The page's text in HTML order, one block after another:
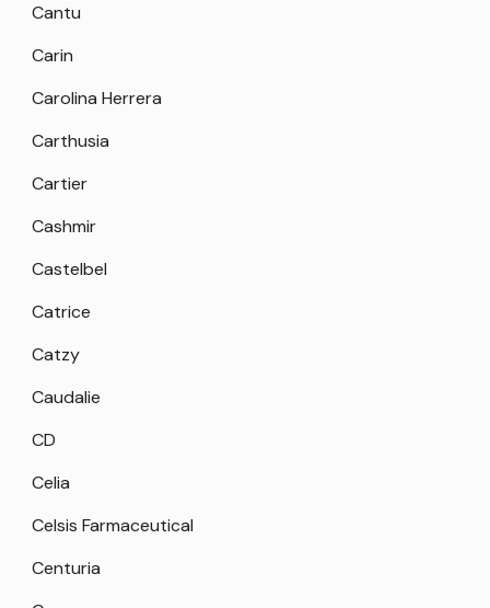
Cantu
Carin
Carolina Herrera
Carthusia
Cartier
Cashmir
Castelbel
Catrice
Catzy
Caudalie
CD
Celia
Celsis Farmaceutical
Centuria